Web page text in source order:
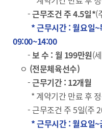
-근무조건 주 4.5일*(
* 근무시간 : 월요일
09:00~14:00
-보 수 : 월 199만원(
ㅇ (전문체육선수)
-근무기간 : 12개월
* 계약기간 만료 후 정
- 근무조건 주 5일(주
* 근무시간 : 월요일